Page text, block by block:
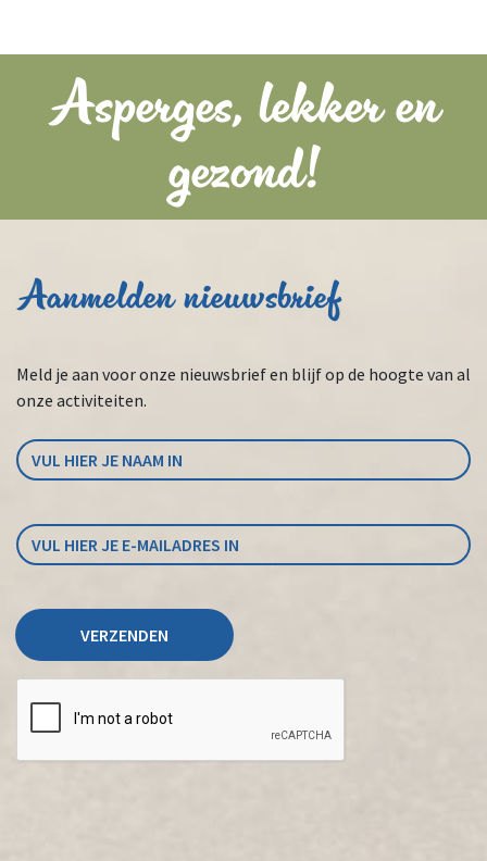
Asperges, lekker en
gezond!
Aanmelden nieuwsbrief
Meld je aan voor onze nieuwsbrief en blijf op de hoogte van al
onze activiteiten.